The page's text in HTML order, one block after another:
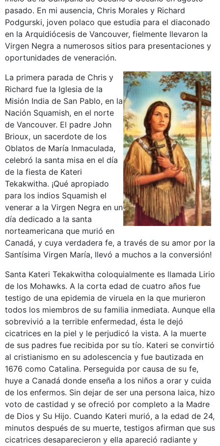
pasado. En mi ausencia, Chris Morales y Richard
Podgurski, joven polaco que estudia para el diaconado
en la Arquidiócesis de Vancouver, fielmente llevaron la
Virgen Negra a numerosos sitios para presentaciones y
oportunidades de veneración.
La primera parada de Chris y
Richard fue la Iglesia de la
Misión India de San Pablo, en la
Nación Squamish, en el norte
de Vancouver. El padre John
Brioux, un sacerdote de los
Oblatos de María Inmaculada,
celebró la santa misa en el día
de la fiesta de Kateri
Tekakwitha. ¡Qué apropiado
para los indios Squamish el
venerar a la Virgen Negra en un
día dedicado a la santa
norteamericana que murió en
Canadá, y cuya verdadera fe, a través de su amor por la
Santísima Virgen María, llevó a muchos a la conversión!
Santa Kateri Tekakwitha coloquialmente es llamada Lirio
de los Mohawks. A la corta edad de cuatro años fue
testigo de una epidemia de viruela en la que murieron
todos los miembros de su familia inmediata. Aunque ella
sobrevivió a la terrible enfermedad, ésta le dejó
cicatrices en la piel y le perjudicó la vista. A la muerte
de sus padres fue recibida por su tío. Kateri se convirtió
al cristianismo en su adolescencia y fue bautizada en
1676 como Catalina. Perseguida por causa de su fe,
huye a Canadá donde enseña a los niños a orar y cuida
de los enfermos. Sin dejar de ser una persona laica, hizo
voto de castidad y se ofreció por completo a la Madre
de Dios y Su Hijo. Cuando Kateri murió, a la edad de 24,
minutos después de su muerte, testigos afirman que sus
cicatrices desaparecieron y ella apareció radiante y